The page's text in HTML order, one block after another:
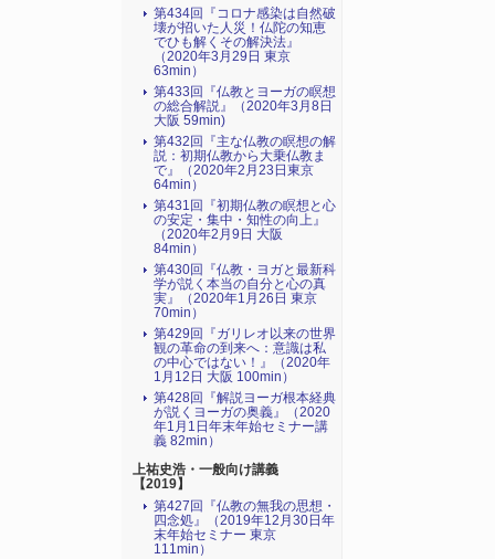
第434回『コロナ感染は自然破
壊が招いた人災！仏陀の知恵
でひも解くその解決法』
（2020年3月29日 東京
63min）
第433回『仏教とヨーガの瞑想
の総合解説』（2020年3月8日
大阪 59min)
第432回『主な仏教の瞑想の解
説：初期仏教から大乗仏教ま
で』（2020年2月23日東京
64min）
第431回『初期仏教の瞑想と心
の安定・集中・知性の向上』
（2020年2月9日 大阪
84min）
第430回『仏教・ヨガと最新科
学が説く本当の自分と心の真
実』（2020年1月26日 東京
70min）
第429回『ガリレオ以来の世界
観の革命の到来へ：意識は私
の中心ではない！』（2020年
1月12日 大阪 100min）
第428回『解説ヨーガ根本経典
が説くヨーガの奥義』（2020
年1月1日年末年始セミナー講
義 82min）
上祐史浩・一般向け講義
【2019】
第427回『仏教の無我の思想・
四念処』（2019年12月30日年
末年始セミナー 東京
111min）